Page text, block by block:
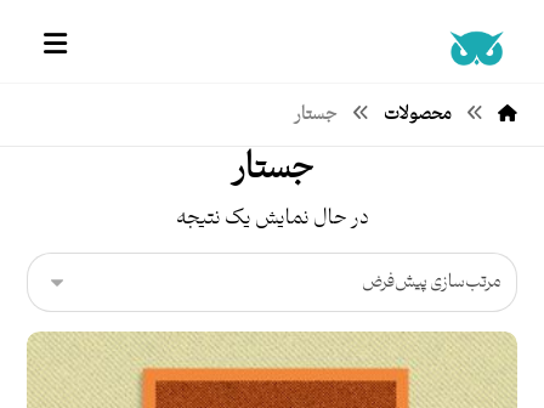
محصولات جستار
جستار
در حال نمایش یک نتیجه